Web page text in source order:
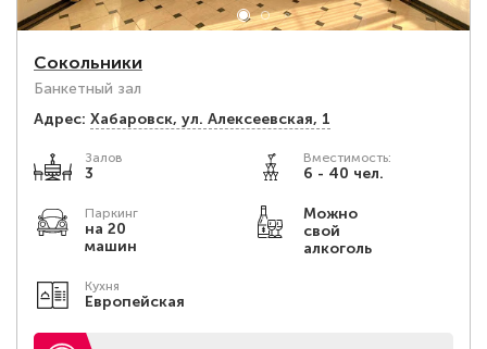
Сокольники
Банкетный зал
Адрес: Хабаровск, ул. Алексеевская, 1
Залов
3
Вместимость:
6 - 40 чел.
Паркинг
на 20
машин
Можно
свой
алкоголь
Кухня
Европейская